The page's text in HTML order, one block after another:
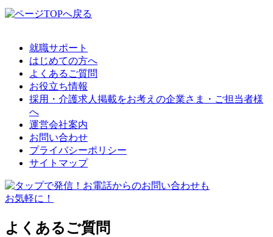
就職サポート
はじめての方へ
よくあるご質問
お役立ち情報
採用・介護求人掲載をお考えの企業さま・ご担当者様
へ
運営会社案内
お問い合わせ
プライバシーポリシー
サイトマップ
よくあるご質問